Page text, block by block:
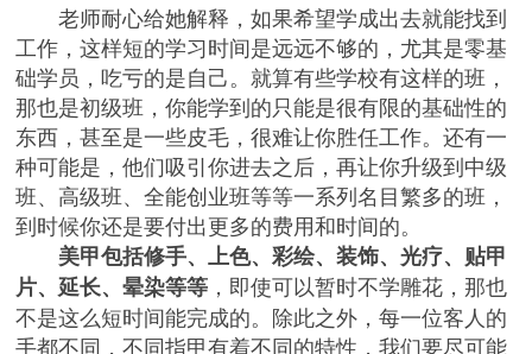
老师耐心给她解释，如果希望学成出去就能找到
工作，这样短的学习时间是远远不够的，尤其是零基
础学员，吃亏的是自己。就算有些学校有这样的班，
那也是初级班，你能学到的只能是很有限的基础性的
东西，甚至是一些皮毛，很难让你胜任工作。还有一
种可能是，他们吸引你进去之后，再让你升级到中级
班、高级班、全能创业班等等一系列名目繁多的班，
到时候你还是要付出更多的费用和时间的。
美甲包括修手、上色、彩绘、装饰、光疗、贴甲
片、延长、晕染等等 ，即使可以暂时不学雕花，那也
不是这么短时间能完成的。除此之外，每一位客人的
手都不同，不同指甲有着不同的特性，我们要尽可能